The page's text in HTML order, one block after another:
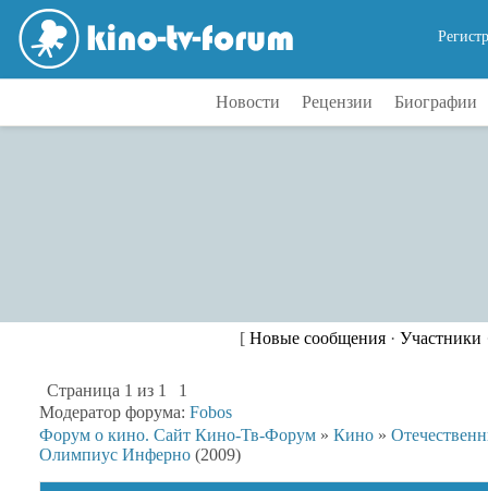
Новости Рецензии Биографии
[ Новые сообщения· Участники
Страница 1 из 1
1
Модератор форума: Fobos
Форум о кино. Сайт Кино-Тв-Форум » Кино »
Олимпиус Инферно (2009)